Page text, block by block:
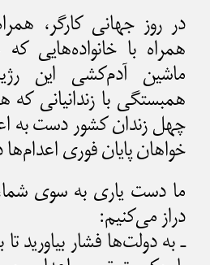
در روز جهانی کارگر،
همراه با خانواده‌هایی
ماشین آدم‌کشی این
همبستگی با زندانیانی
چهل زندان کشور دست به
خواهان پایان فوری اعدام‌ها
ما دست یاری به سوی
دراز می‌کنیم:
ـ به دولت‌ها فشار بیاورید